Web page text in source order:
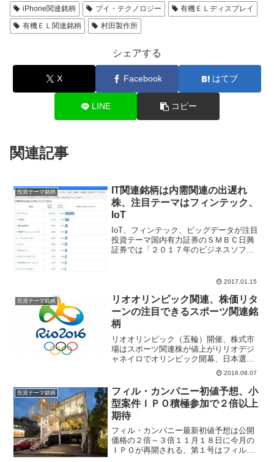
iPhone関連銘柄
ブイ・テクノロジー
有機ＥＬディスプレイ
有機ＥＬ関連銘柄
村田製作所
シェアする
X Facebook はてブ
LINE コピー
関連記事
投資テーマ銘柄
IT関連銘柄は内需関連の出遅れ
株、注目テーマはフィンテック、
IoT
IoT、フィンテック、ビッグデータが注目
投資テーマ国内有力証券のＳＭＢＣ日興
証券では「２０１７年のビジネスソフ
いる」と週報で特集記事を掲載してい
2017.01.15
投資テーマ銘柄
リオオリンピック関連、株価リタ
ーンの注目できるスポーツ関連銘
柄
リオオリンピック（五輪）開催、株式市
場はスポーツ関連株が値上がりリオデジ
ャネイロでオリンピック開幕、日本選手
団は男子水泳４００メートル個人メドレ
ーで萩野公介選手が今大会で日本選手金
メダル第１号となった。今大会の日本人
選手は水泳、体操、レスリ...
2016.08.07
投資テーマ銘柄
フィル・カンパニー初値予想、小
型案件ＩＰＯ積極参加で２倍以上
期待
フィル・カンパニー最新初値予想は公開
価格の２倍～３倍１１月１８日に今月の
ＩＰＯが再開される、第１号はフィル・